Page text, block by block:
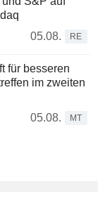
05.08.
RE
für besseren
im zweiten
05.08.
MT